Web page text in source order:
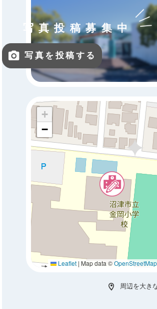
写真投稿募集中
写真を投稿する
+
−
Leaflet | Map data ©OpenStreetMap
周辺を大き